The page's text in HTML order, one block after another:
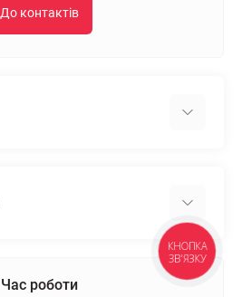
До контактів
Час роботи
КНОПКА
ЗВ'ЯЗКУ